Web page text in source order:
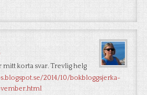
korta svar. Trevlig helg
2014/10/bokbloggsjerka-